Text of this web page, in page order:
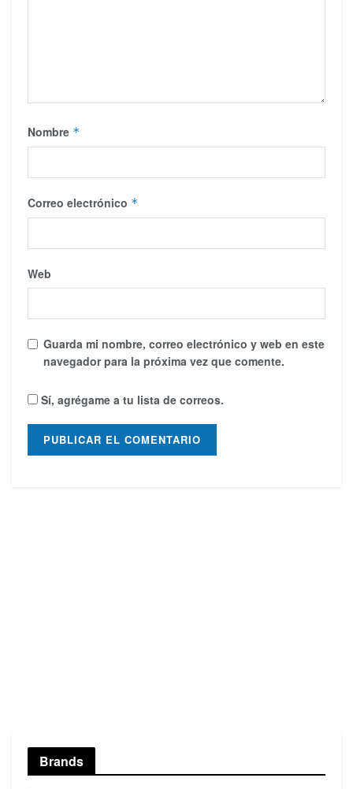
Nombre *
Correo electrónico *
Web
Guarda mi nombre, correo electrónico y web en este
navegador para la próxima vez que comente.
Sí, agrégame a tu lista de correos.
Brands